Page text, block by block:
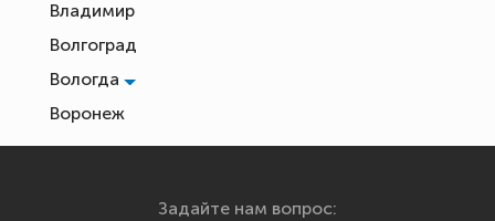
Владимир
Волгоград
Вологда
Воронеж
Екатеринбург
Задайте нам вопрос: